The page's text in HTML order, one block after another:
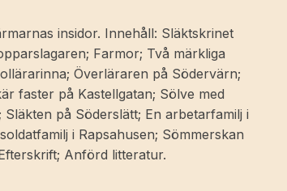
insidor. Innehåll: Släktskrinet
Farmor; Två märkliga
Överläraren på Södervärn;
faster på Kastellgatan; Sölve med
på Söderslätt; En arbetarfamilj i
i Rapsahusen; Sömmerskan
Anförd litteratur.